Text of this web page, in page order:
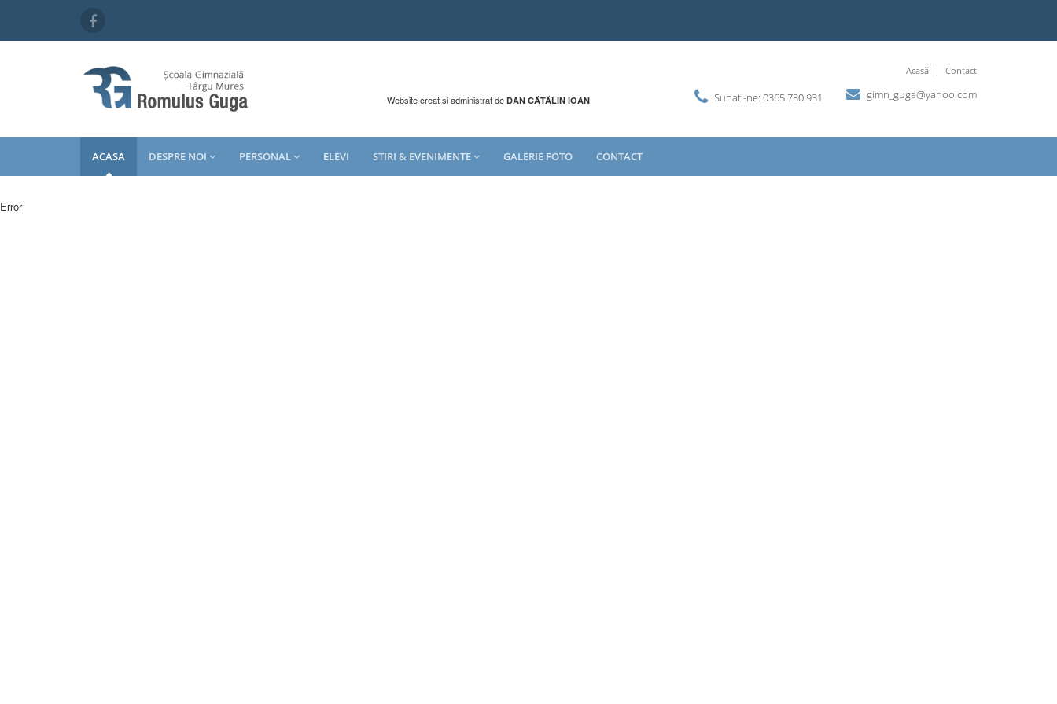
Acasă Contact
Sunati-ne: 0365 730 931 gimn_guga@yahoo.com
Website creat si administrat de DAN CĂTĂLIN IOAN
ACASA DESPRE NOI PERSONAL ELEVI STIRI & EVENIMENTE GALERIE FOTO CONTACT
Error